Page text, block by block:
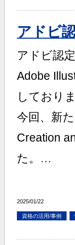
アドビ
アドビ認
Adobe
しておりま
今回、新
Creation
た。…
2025/01/22
資格の活用/事例